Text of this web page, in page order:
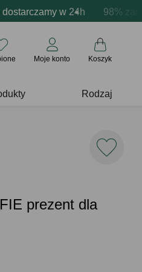
w 24h 98%
i darmowa personalizacja
Prezentujemy
Moje konto Koszyk
Rodzaj
prezent dla